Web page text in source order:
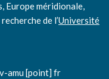
Europe méridionale,
de l’Université
amu [point] fr